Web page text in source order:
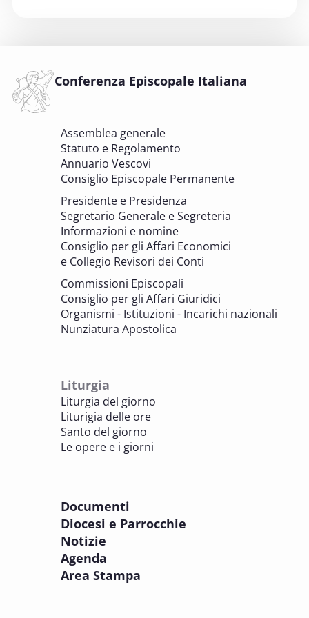
INTERVENTO A FAVORE DEI BENI CULTURALI ECCLESIASTICI E
DELL'EDILIZIA DI CULTO
Giornate di studio Associazione
Archivistica Ecclesiastica - Luoghi di
memoria. Artefici di cultura. Archivi
valorizzazione del patrimonio
BENI CULTURALI E EDILIZIA DI CULTO
7 OTTOBRE 2025
di culto
BENI CULTURALI E EDILIZIA DI CULTO
BENI CULTURALI E EDILIZIA DI CULTO
8 OTTOBRE 2025
Incontro online dei Direttori diocesani,
8 OTTOBRE 2025
Corso FC32.5 - Introduzione alla teologia
pastorale della salute
PASTORALE DELLA SALUTE
Conferenza Episcopale Italiana
Assemblea generale
Statuto e Regolamento
Annuario Vescovi
Consiglio Episcopale Permanente
Presidente e Presidenza
Segretario Generale e Segreteria
Informazioni e nomine
Consiglio per gli Affari Economici
e Collegio Revisori dei Conti
Commissioni Episcopali
Consiglio per gli Affari Giuridici
Organismi - Istituzioni - Incarichi nazionali
Nunziatura Apostolica
Liturgia
Liturgia del giorno
Liturigia delle ore
Santo del giorno
Le opere e i giorni
Documenti
Diocesi e Parrocchie
Notizie
Agenda
Area Stampa